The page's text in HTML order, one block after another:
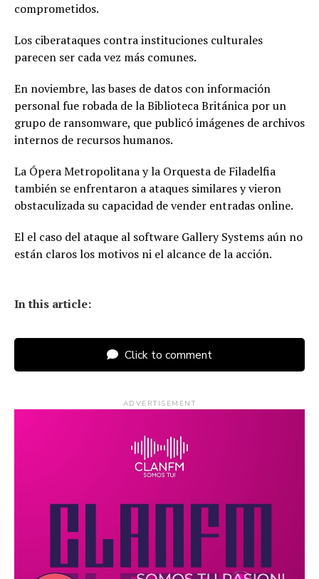
comprometidos.
Los ciberataques contra instituciones culturales
parecen ser cada vez más comunes.
En noviembre, las bases de datos con información
personal fue robada de la Biblioteca Británica por un
grupo de ransomware, que publicó imágenes de archivos
internos de recursos humanos.
La Ópera Metropolitana y la Orquesta de Filadelfia
también se enfrentaron a ataques similares y vieron
obstaculizada su capacidad de vender entradas online.
El el caso del ataque al software Gallery Systems aún no
están claros los motivos ni el alcance de la acción.
In this article:
Click to comment
ADVERTISEMENT